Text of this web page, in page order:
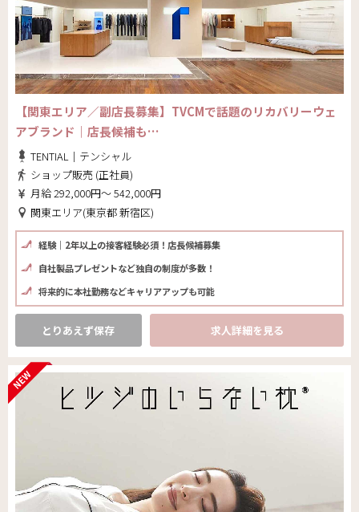
【関東エリア／副店長募集】TVCMで話題のリカバリーウェ
アブランド｜店長候補も…
TENTIAL｜テンシャル
ショップ販売 (正社員)
月給 292,000円～ 542,000円
関東エリア(東京都 新宿区)
経験｜2年以上の接客経験必須！店長候補募集
自社製品プレゼントなど独自の制度が多数！
将来的に本社勤務などキャリアアップも可能
とりあえず保存 求人詳細を見る